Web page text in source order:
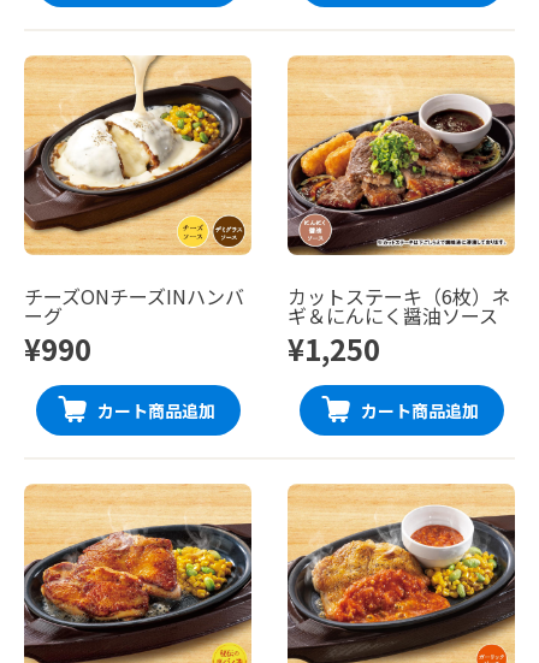
チーズONチーズINハンバ
ーグ
¥990
カート商品追加
カットステーキ（6枚）ネ
ギ＆にんにく醤油ソース
¥1,250
カート商品追加